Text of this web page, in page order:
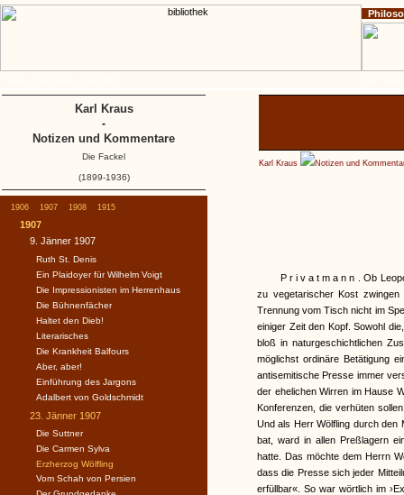
Karl Kraus Notizen und
Privatmann
. Ob
zu vegetarischer Kost
Trennung vom Tisch nicht im
einiger Zeit den Kopf. Sowohl
bloß in naturgeschichtlichen
möglichst ordinäre Betätigung
antisemitische Presse immer
der ehelichen Wirren im Hause
Konferenzen, die verhüten
Und als Herr Wölfling durch den
bat, ward in allen Preßlagern
hatte. Das möchte dem Herrn
dass die Presse sich jeder
erfüllbar«. So war wörtlich im
1906 1907 1908 1915
1907
9. Jänner 1907
Ruth St. Denis
Ein Plaidoyer für Wilhelm Voigt
Die Impressionisten im Herrenhaus
Die Bühnenfächer
Haltet den Dieb!
Literarisches
Die Krankheit Balfours
Aber, aber!
Einführung des Jargons
Adalbert von Goldschmidt
23. Jänner 1907
Die Suttner
Die Carmen Sylva
Erzherzog Wölfling
Vom Schah von Persien
Karl Kraus
-
Notizen und Kommentare
Die Fackel
(1899-1936)